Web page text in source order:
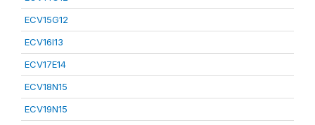
ECV15G12
ECV16I13
ECV17E14
ECV18N15
ECV19N15